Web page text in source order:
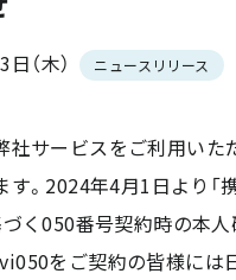
（木） ニュースリリース
サービスをご利用いた
す。2024年4月1日より「
づく050番号契約時の本
をご契約の皆様には